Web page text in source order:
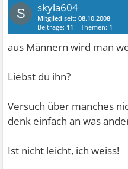
S skyla604
Mitglied seit:08.10.2008
Beiträge: 11 Themen: 1
aus Männern wird man
Liebst du ihn?
Versuch über manches
denk einfach an was
Ist nicht leicht, ich weiss!